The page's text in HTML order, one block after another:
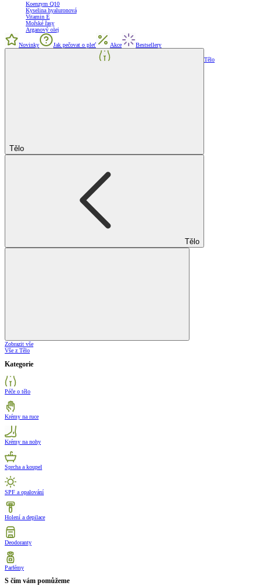
Koenzym Q10
Kyselina hyaluronová
Vitamin E
Mořské řasy
Arganový olej
Novinky Jak pečovat o pleť Akce Bestsellery
Tělo
Tělo
Tělo
Zobrazit vše
Vše z Tělo
Kategorie
Péče o tělo
Krémy na ruce
Krémy na nohy
Sprcha a koupel
SPF a opalování
Holení a depilace
Deodoranty
Parfémy
S čím vám pomůžeme